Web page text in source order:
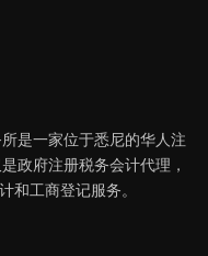
是一家位于悉尼的华人注
政府注册税务会计代理，
和工商登记服务。